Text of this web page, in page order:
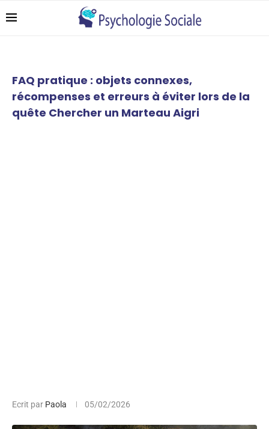
FAQ pratique : objets connexes,
récompenses et erreurs à éviter lors de la
quête Chercher un Marteau Aigri
Ecrit par Paola 05/02/2026